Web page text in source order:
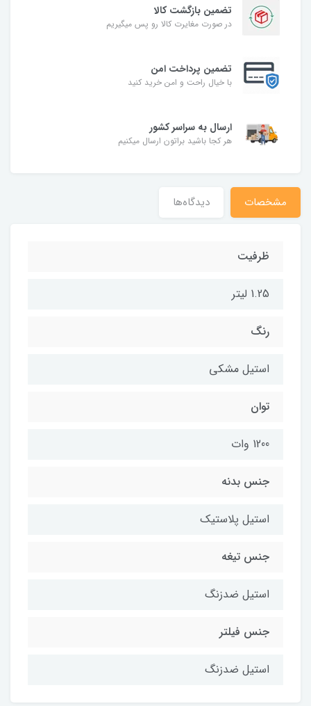
تضمین بازگشت کالا
در صورت مغایرت کالا رو پس میگیریم
تضمین پرداخت امن
با خیال راحت و امن خرید کنید
ارسال به سراسر کشور
هر کجا باشید براتون ارسال میکنیم
مشخصات دیدگاه‌ها
ظرفیت
1.25 لیتر
رنگ
استیل مشکی
توان
1200 وات
جنس بدنه
استیل پلاستیک
جنس تیغه
استیل ضدزنگ
جنس فیلتر
استیل ضدزنگ